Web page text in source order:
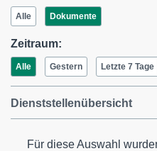
Alle Dokumente
Zeitraum:
Alle Gestern Letzte 7 Tage
Dienststellenübersicht
Für diese Auswahl